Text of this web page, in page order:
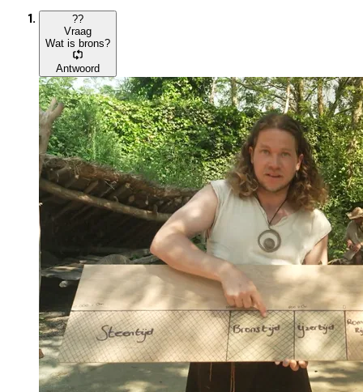
??
Vraag
Wat is brons?
Antwoord